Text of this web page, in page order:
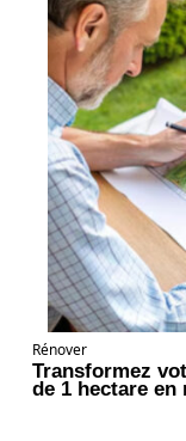
Rénover
Transformez
de 1 hectare en